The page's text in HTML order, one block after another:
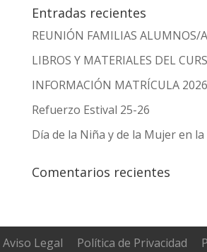
Entradas recientes
REUNIÓN FAMILIAS ALUMNOS/
LIBROS Y MATERIALES DEL
INFORMACIÓN MATRÍCULA
Refuerzo Estival 25-26
Día de la Niña y de la Mujer en la
Comentarios recientes
Aviso Legal Política de Privacidad